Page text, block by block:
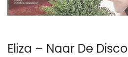
Eliza – Naar De Disco